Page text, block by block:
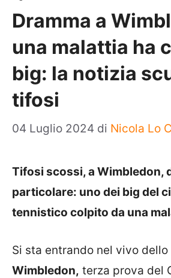
Dramma a
una malattia ha
big: la notizia
tifosi
04 Luglio 2024 di Nicola Lo
Tifosi scossi, a Wimbledon,
particolare: uno dei big del
tennistico colpito da una
Si sta entrando nel vivo
Wimbledon, terza prova del